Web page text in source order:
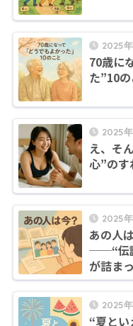
2025年
70歳に
た”10
2025
え、そ
心”の
2025
あの人
──“伝
が詰ま
2025
“夏とい